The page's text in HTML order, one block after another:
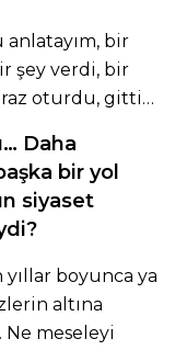
anlatayım, bir
şey verdi, bir
oturdu, gitti…
Daha
bir yol
siyaset
boyunca ya
altına
meseleyi